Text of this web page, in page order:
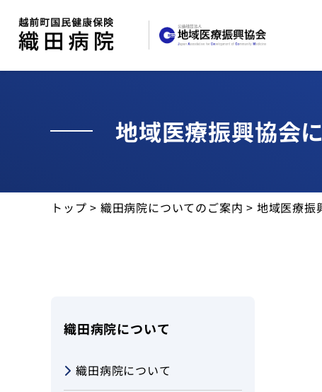
お知らせ
健診・人間ドック
地域医療振興協会
トップ > 織田病院についてのご案内 > 地域医療振
織田病院について
織田病院について